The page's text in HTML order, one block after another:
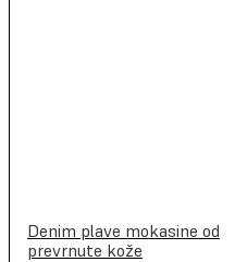
Denim plave mokasine od
prevrnute kože